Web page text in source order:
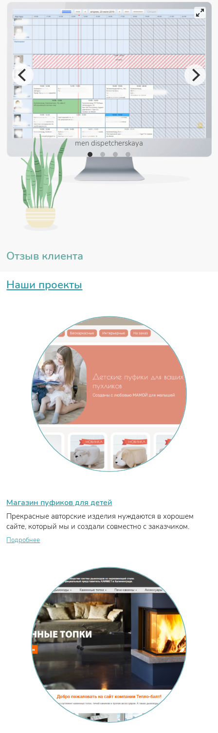
men dispetcherskaya
men dispetcherskaya
Отзыв клиента
Наши проекты
Магазин пуфиков для детей
Прекрасные авторские изделия нуждаются в хорошем
сайте, который мы и создали совместно с заказчиком.
Подробнее